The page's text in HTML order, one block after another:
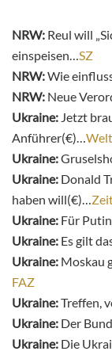
NRW: Reul will
einspeisen… SZ
NRW:Wie
NRW: Neue
Ukraine: Jetzt
Anführer(€)… Welt
Ukraine:
Ukraine: Donald
haben will(€)…
Ukraine: Für Putin
Ukraine: Es gilt
Ukraine: Moskau
FAZ
Ukraine:Treffen,
Ukraine: Der
Ukraine: Die